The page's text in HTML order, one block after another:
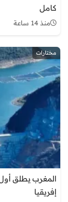
كامل
منذ 14 ساعة
مختارات
المغرب يطلق
إفريقيا